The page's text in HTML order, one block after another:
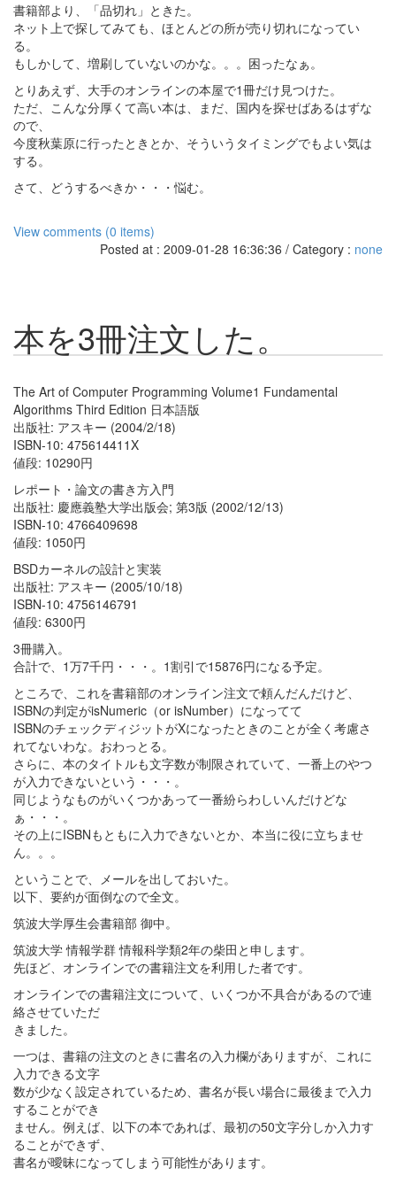
書籍部より、「品切れ」ときた。
ネット上で探してみても、ほとんどの所が売り切れになってい
る。
もしかして、増刷していないのかな。。。困ったなぁ。
とりあえず、大手のオンラインの本屋で1冊だけ見つけた。
ただ、こんな分厚くて高い本は、まだ、国内を探せばあるはずな
ので、
今度秋葉原に行ったときとか、そういうタイミングでもよい気は
する。
さて、どうするべきか・・・悩む。
View comments (0 items)
Posted at : 2009-01-28 16:36:36 / Category : none
本を3冊注文した。
The Art of Computer Programming Volume1 Fundamental
Algorithms Third Edition 日本語版
出版社: アスキー (2004/2/18)
ISBN-10: 475614411X
値段: 10290円
レポート・論文の書き方入門
出版社: 慶應義塾大学出版会; 第3版 (2002/12/13)
ISBN-10: 4766409698
値段: 1050円
BSDカーネルの設計と実装
出版社: アスキー (2005/10/18)
ISBN-10: 4756146791
値段: 6300円
3冊購入。
合計で、1万7千円・・・。1割引で15876円になる予定。
ところで、これを書籍部のオンライン注文で頼んだんだけど、
ISBNの判定がisNumeric（or isNumber）になってて
ISBNのチェックディジットがXになったときのことが全く考慮さ
れてないわな。おわっとる。
さらに、本のタイトルも文字数が制限されていて、一番上のやつ
が入力できないという・・・。
同じようなものがいくつかあって一番紛らわしいんだけどな
ぁ・・・。
その上にISBNもともに入力できないとか、本当に役に立ちませ
ん。。。
ということで、メールを出しておいた。
以下、要約が面倒なので全文。
筑波大学厚生会書籍部 御中。
筑波大学 情報学群 情報科学類2年の柴田と申します。
先ほど、オンラインでの書籍注文を利用した者です。
オンラインでの書籍注文について、いくつか不具合があるので連
絡させていただ
きました。
一つは、書籍の注文のときに書名の入力欄がありますが、これに
入力できる文字
数が少なく設定されているため、書名が長い場合に最後まで入力
することができ
ません。例えば、以下の本であれば、最初の50文字分しか入力す
ることができず、
書名が曖昧になってしまう可能性があります。